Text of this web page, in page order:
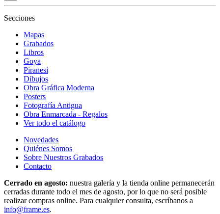
Secciones
Mapas
Grabados
Libros
Goya
Piranesi
Dibujos
Obra Gráfica Moderna
Posters
Fotografía Antigua
Obra Enmarcada - Regalos
Ver todo el catálogo
Novedades
Quiénes Somos
Sobre Nuestros Grabados
Contacto
Cerrado en agosto: nuestra galería y la tienda online permanecerán
cerradas durante todo el mes de agosto, por lo que no será posible
realizar compras online. Para cualquier consulta, escríbanos a
info@frame.es.